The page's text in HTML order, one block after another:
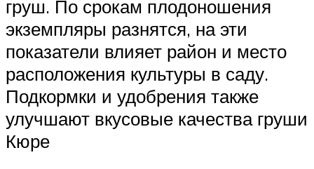
груш. По срокам плодоношения
экземпляры разнятся, на эти
показатели влияет район и место
расположения культуры в саду.
Подкормки и удобрения также
улучшают вкусовые качества груши
Кюре